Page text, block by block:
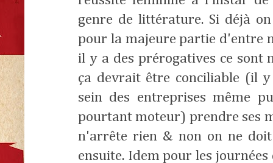
genre de littérature. Si déjà
pour la majeure partie d'entre
il y a des prérogatives ce sont
ça devrait être conciliable (il
sein des entreprises même
pourtant moteur) prendre ses
n'arrête rien & non on ne
ensuite. Idem pour les